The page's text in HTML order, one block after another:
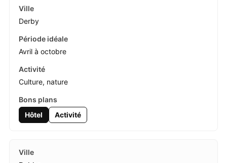
Derby
Avril à octobre
Culture, nature
Hôtel Activité